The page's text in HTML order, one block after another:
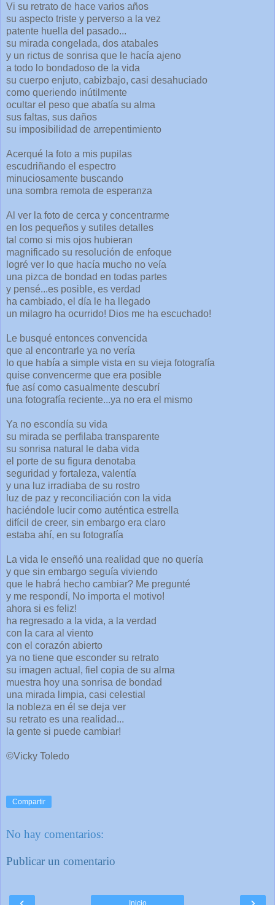
Vi su retrato de hace varios años
su aspecto triste y perverso a la vez
patente huella del pasado...
su mirada congelada, dos atabales
y un rictus de sonrisa que le hacía ajeno
a todo lo bondadoso de la vida
su cuerpo enjuto, cabizbajo, casi desahuciado
como queriendo inútilmente
ocultar el peso que abatía su alma
sus faltas, sus daños
su imposibilidad de arrepentimiento
Acerqué la foto a mis pupilas
escudriñando el espectro
minuciosamente buscando
una sombra remota de esperanza
Al ver la foto de cerca y concentrarme
en los pequeños y sutiles detalles
tal como si mis ojos hubieran
magnificado su resolución de enfoque
logré ver lo que hacía mucho no veía
una pizca de bondad en todas partes
y pensé...es posible, es verdad
ha cambiado, el día le ha llegado
un milagro ha ocurrido! Dios me ha escuchado!
Le busqué entonces convencida
que al encontrarle ya no vería
lo que había a simple vista en su vieja fotografía
quise convencerme que era posible
fue así como casualmente descubrí
una fotografía reciente...ya no era el mismo
Ya no escondía su vida
su mirada se perfilaba transparente
su sonrisa natural le daba vida
el porte de su figura denotaba
seguridad y fortaleza, valentía
y una luz irradiaba de su rostro
luz de paz y reconciliación con la vida
haciéndole lucir como auténtica estrella
difícil de creer, sin embargo era claro
estaba ahí, en su fotografía
La vida le enseñó una realidad que no quería
y que sin embargo seguía viviendo
que le habrá hecho cambiar? Me pregunté
y me respondí, No importa el motivo!
ahora si es feliz!
ha regresado a la vida, a la verdad
con la cara al viento
con el corazón abierto
ya no tiene que esconder su retrato
su imagen actual, fiel copia de su alma
muestra hoy una sonrisa de bondad
una mirada limpia, casi celestial
la nobleza en él se deja ver
su retrato es una realidad...
la gente si puede cambiar!
©Vicky Toledo
Compartir
No hay comentarios:
Publicar un comentario
Inicio